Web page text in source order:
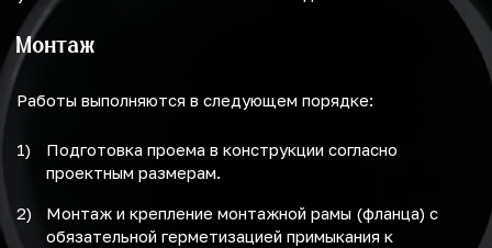
Монтаж
Работы выполняются в следующем порядке:
Подготовка проема в конструкции согласно
проектным размерам.
Монтаж и крепление монтажной рамы (фланца) с
обязательной герметизацией примыкания к